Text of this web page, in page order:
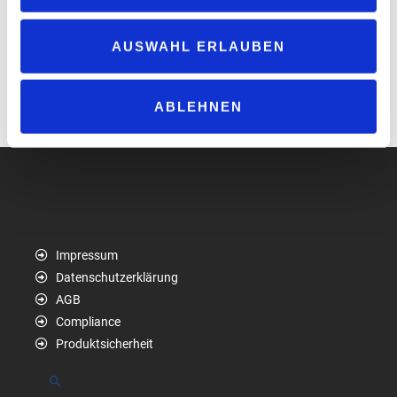
AUSWAHL ERLAUBEN
ABLEHNEN
Entscheidung vor Ort zu überlassen, welche Kraftstoffe sie
verkaufen wollen. Eine Streichung der
Impressum
Datenschutzerklärung
AGB
Compliance
Produktsicherheit
Suchen